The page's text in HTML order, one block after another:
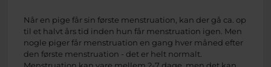
Når en pige får sin første menstruation, kan der gå ca. op
til et halvt års tid inden hun får menstruation igen. Men
nogle piger får menstruation en gang hver måned efter
den første menstruation - det er helt normalt.